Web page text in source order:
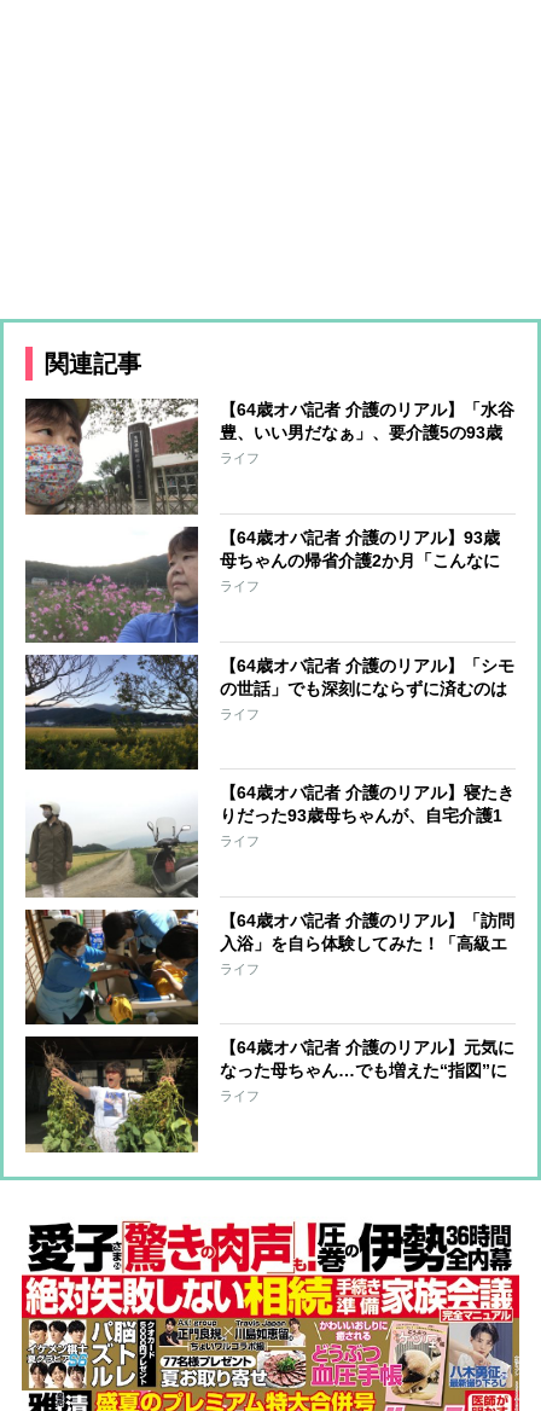
関連記事
【64歳オバ記者 介護のリアル】「水谷
豊、いい男だなぁ」、要介護5の93歳
母ちゃんがさらに回復
ライフ
【64歳オバ記者 介護のリアル】93歳
母ちゃんの帰省介護2か月「こんなに
孤独だとは思わなかった」
ライフ
【64歳オバ記者 介護のリアル】「シモ
の世話」でも深刻にならずに済むのは
93歳母ちゃんの”前向きな力”があるか
ライフ
【64歳オバ記者 介護のリアル】寝たき
りだった93歳母ちゃんが、自宅介護1
か月半で外を歩けるまで劇的回復した
ライフ
【64歳オバ記者 介護のリアル】「訪問
入浴」を自ら体験してみた！「高級エ
ステ級に気持ちいい」プロの技術と
ライフ
【64歳オバ記者 介護のリアル】元気に
なった母ちゃん…でも増えた“指図”に
どう対処すべきか
ライフ